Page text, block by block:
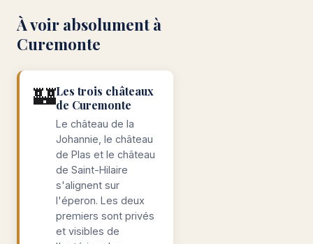
À voir absolument à
Curemonte
🏰Les trois châteaux
de Curemonte
Le château de la
Johannie, le château
de Plas et le château
de Saint-Hilaire
s'alignent sur
l'éperon. Les deux
premiers sont privés
et visibles de